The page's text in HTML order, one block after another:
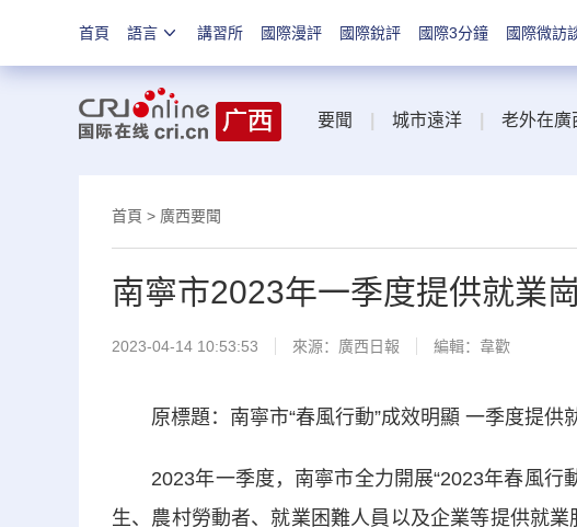
首頁 語言 講習所 國際漫評 國際銳評 國際3分鐘 國際微訪
要聞 城市遠洋 老外在廣
首頁 > 廣西要聞
南寧市2023年一季度提供就業
2023-04-14 10:53:53 來源： 廣西日報 編輯：韋歡
原標題：南寧市“春風行動”成效明顯 一季度提供
2023年一季度，南寧市全力開展“2023年春風行
生、農村勞動者、就業困難人員以及企業等提供就